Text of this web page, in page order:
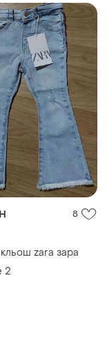
8
Джинси кльош zara зара
2